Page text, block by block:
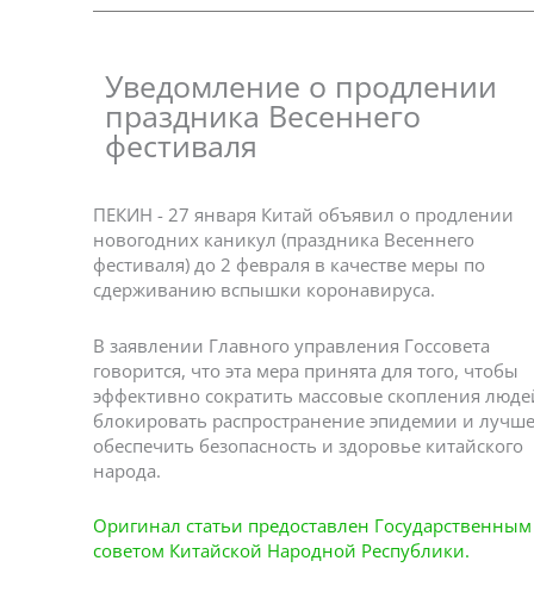
Уведомление о продлении
праздника Весеннего
фестиваля
ПЕКИН - 27 января Китай объявил о продлении
новогодних каникул (праздника Весеннего
фестиваля) до 2 февраля в качестве меры по
сдерживанию вспышки коронавируса.
В заявлении Главного управления Госсовета
говорится, что эта мера принята для того, чтобы
эффективно сократить массовые скопления
блокировать распространение эпидемии и лучше
обеспечить безопасность и здоровье китайского
народа.
Оригинал статьи предоставлен Государственным
советом Китайской Народной Республики.